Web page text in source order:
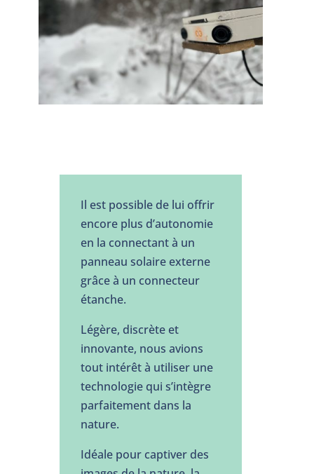
Il est possible de lui offrir
encore plus d’autonomie
en la connectant à un
panneau solaire externe
grâce à un connecteur
étanche.
Légère, discrète et
innovante, nous avions
tout intérêt à utiliser une
technologie qui s’intègre
parfaitement dans la
nature.
Idéale pour captiver des